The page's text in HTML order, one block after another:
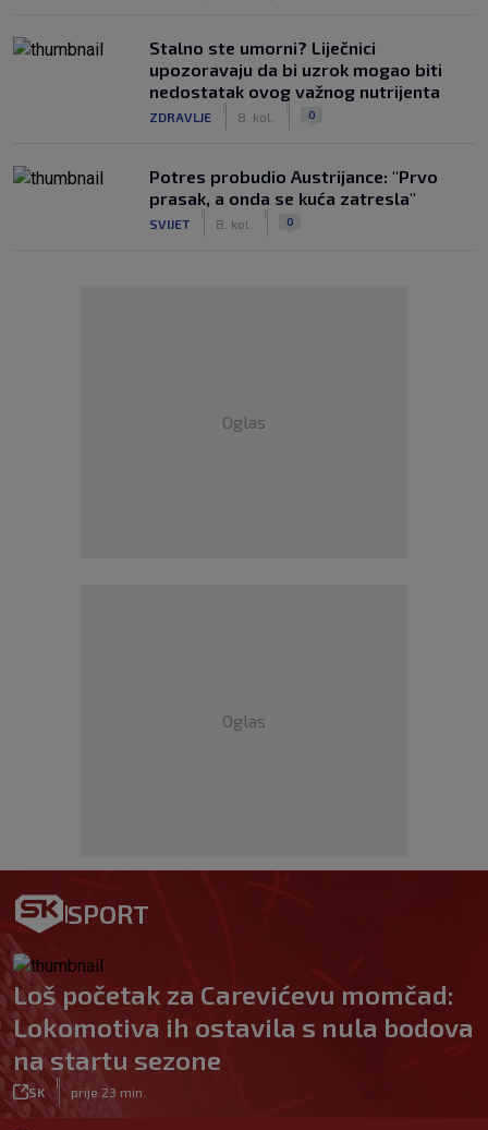
Stalno ste umorni? Liječnici
upozoravaju da bi uzrok mogao biti
nedostatak ovog važnog nutrijenta
ZDRAVLJE 8. kol. 0
Potres probudio Austrijance: "Prvo
prasak, a onda se kuća zatresla"
SVIJET 8. kol. 0
Oglas
Oglas
SPORT
Loš početak za Carevićevu momčad:
Lokomotiva ih ostavila s nula bodova
na startu sezone
SK prije 23 min.